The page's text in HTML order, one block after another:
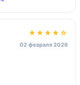
★★★★☆
02 февраля 2026